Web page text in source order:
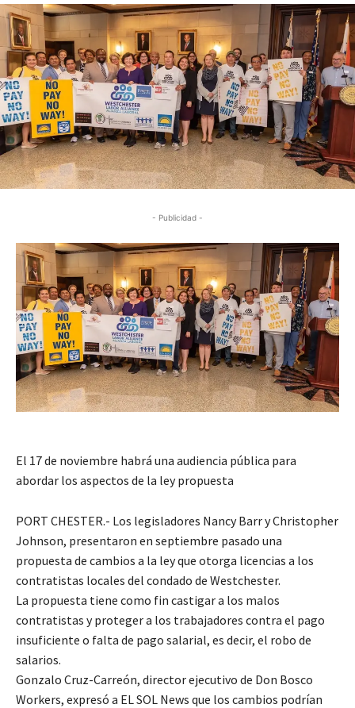
- Publicidad -
El 17 de noviembre habrá una audiencia pública para
abordar los aspectos de la ley propuesta
PORT CHESTER.- Los legisladores Nancy Barr y Christopher
Johnson, presentaron en septiembre pasado una
propuesta de cambios a la ley que otorga licencias a los
contratistas locales del condado de Westchester.
La propuesta tiene como fin castigar a los malos
contratistas y proteger a los trabajadores contra el pago
insuficiente o falta de pago salarial, es decir, el robo de
salarios.
Gonzalo Cruz-Carreón, director ejecutivo de Don Bosco
Workers, expresó a EL SOL News que los cambios podrían